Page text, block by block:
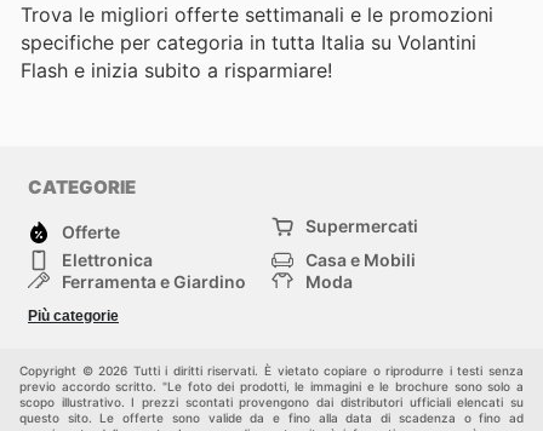
Trova le migliori offerte settimanali e le promozioni
specifiche per categoria in tutta Italia su Volantini
Flash e inizia subito a risparmiare!
CATEGORIE
Offerte
Supermercati
Elettronica
Casa e Mobili
Ferramenta e Giardino
Moda
Bambini e Neonati
Più categorie
Copyright © 2026 Tutti i diritti riservati. È vietato copiare o riprodurre i testi senza
previo accordo scritto. "Le foto dei prodotti, le immagini e le brochure sono solo a
scopo illustrativo. I prezzi scontati provengono dai distributori ufficiali elencati su
questo sito. Le offerte sono valide da e fino alla data di scadenza o fino ad